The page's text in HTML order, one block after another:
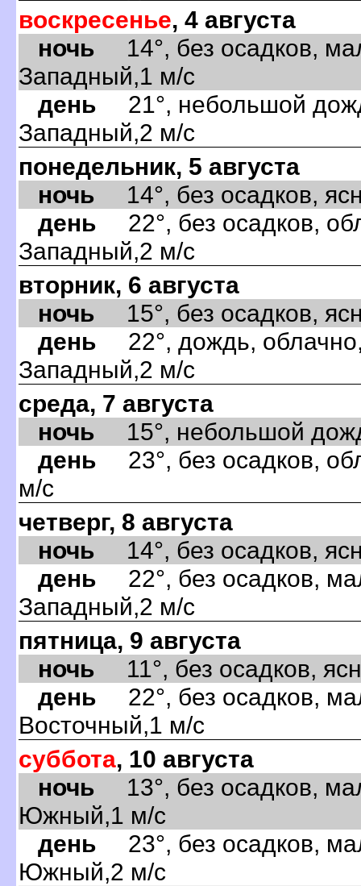
воскресенье, 4 августа
ночь 14°, без осадков,
Западный,1 м/с
день 21°, небольшой
Западный,2 м/с
понедельник, 5 августа
ночь 14°, без осадков,
день 22°, без осадков,
Западный,2 м/с
вторник, 6 августа
ночь 15°, без осадков,
день 22°, дождь,
Западный,2 м/с
среда, 7 августа
ночь 15°, небольшой
день 23°, без осадков,
м/с
четверг, 8 августа
ночь 14°, без осадков,
день 22°, без осадков,
Западный,2 м/с
пятница, 9 августа
ночь 11°, без осадков,
день 22°, без осадков,
Восточный,1 м/с
суббота, 10 августа
ночь 13°, без осадков,
Южный,1 м/с
день 23°, без осадков,
Южный,2 м/с